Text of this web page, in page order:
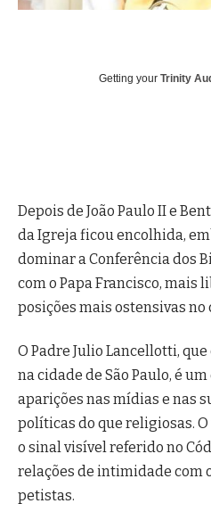
Getting your Trinity
Depois de João Paulo II e
da Igreja ficou encolhida,
dominar a Conferência dos
com o Papa Francisco, mais
posições mais ostensivas
O Padre Julio Lancellotti,
na cidade de São Paulo, é
aparições nas mídias e nas
políticas do que religiosas.
o sinal visível referido no
relações de intimidade com
petistas.